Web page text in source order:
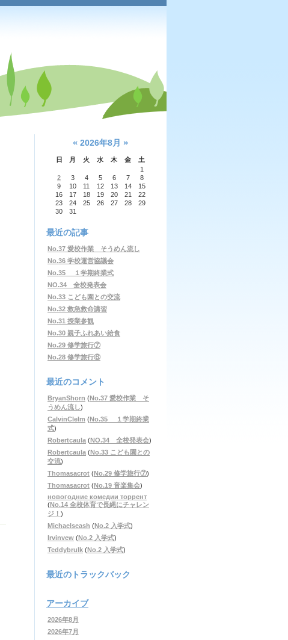
« 2026年8月 »
日 月 火 水 木 金
土
1
2
3 4 5 6 7
8
9
10 11 12 13 14
15
16
17 18 19 20 21
22
23
24 25 26 27 28
29
30
31
最近の記事
No.37 愛校作業 そうめん流し
No.36 学校運営協議会
No.35 １学期終業式
NO.34 全校発表会
No.33 こども園との交流
No.32 救急救命講習
No.31 授業参観
No.30 親子ふれあい給食
No.29 修学旅行⑦
No.28 修学旅行⑥
最近のコメント
BryanShorn (No.37 愛校作業 そ
うめん流し)
CalvinClelm (No.35 １学期終業
式)
Robertcaula (NO.34 全校発表会)
Robertcaula (No.33 こども園との
交流)
Thomasacrot (No.29 修学旅行⑦)
Thomasacrot (No.19 音楽集会)
новогодние комедии торрент
(No.14 全校体育で長縄にチャレン
ジ！ )
Michaelseash (No.2 入学式)
Irvinvew (No.2 入学式)
Teddybrulk (No.2 入学式)
最近のトラックバック
アーカイブ
2026年8月
2026年7月